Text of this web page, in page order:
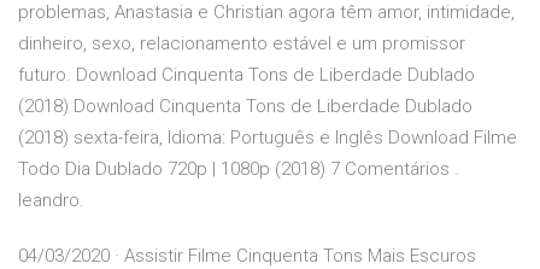
problemas, Anastasia e Christian agora têm amor, intimidade,
dinheiro, sexo, relacionamento estável e um promissor
futuro. Download Cinquenta Tons de Liberdade Dublado
(2018) Download Cinquenta Tons de Liberdade Dublado
(2018) sexta-feira, Idioma: Português e Inglês Download Filme
Todo Dia Dublado 720p | 1080p (2018) 7 Comentários .
leandro.
04/03/2020 · Assistir Filme Cinquenta Tons Mais Escuros